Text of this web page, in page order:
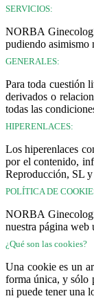
SERVICIOS:
NORBA
pudiendo asimismo
GENERALES:
Para toda cuestión
derivados o
todas las
HIPERENLACES:
Los hiperenlaces
por el contenido,
Reproducción, SL y
POLÍTICA DE
NORBA
nuestra página web
¿Qué son las cookies?
Una cookie es un
forma única, y sólo
ni puede tener una